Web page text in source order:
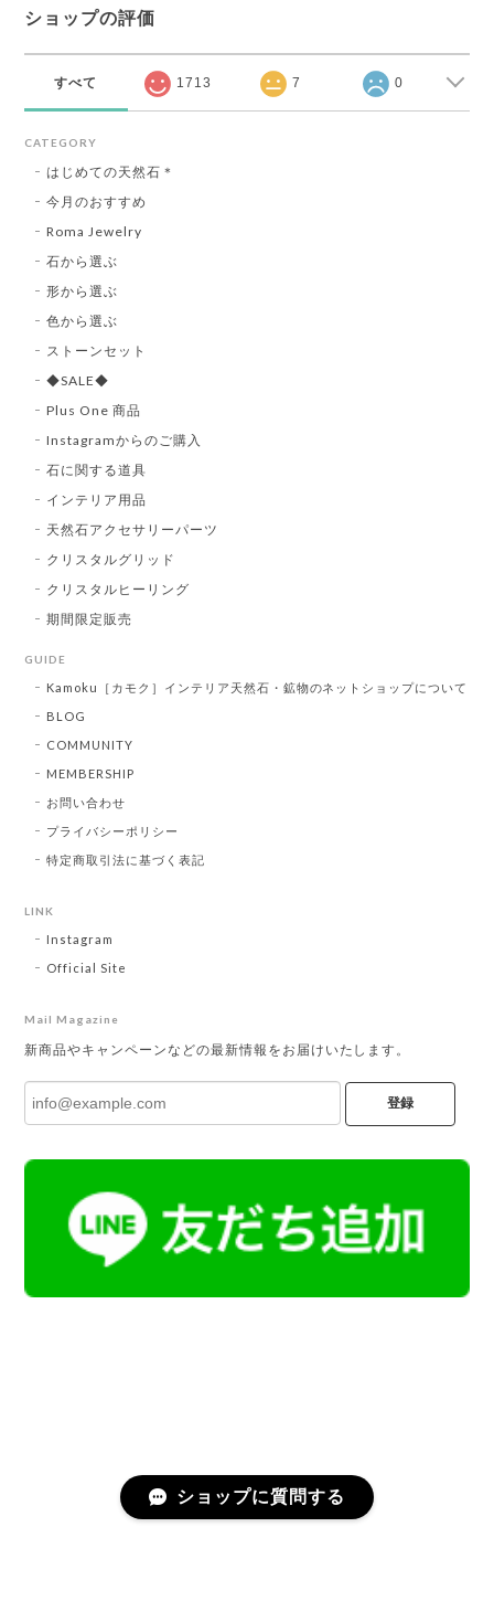
ショップの評価
すべて 1713 7 0
CATEGORY
はじめての天然石＊
今月のおすすめ
Roma Jewelry
石から選ぶ
形から選ぶ
色から選ぶ
ストーンセット
◆SALE◆
Plus One 商品
Instagramからのご購入
石に関する道具
インテリア用品
天然石アクセサリーパーツ
クリスタルグリッド
クリスタルヒーリング
期間限定販売
GUIDE
Kamoku［カモク］インテリア天然石・鉱物のネットショップについて
BLOG
COMMUNITY
MEMBERSHIP
お問い合わせ
プライバシーポリシー
特定商取引法に基づく表記
LINK
Instagram
Official Site
Mail Magazine
新商品やキャンペーンなどの最新情報をお届けいたします。
登録
ショップに質問する